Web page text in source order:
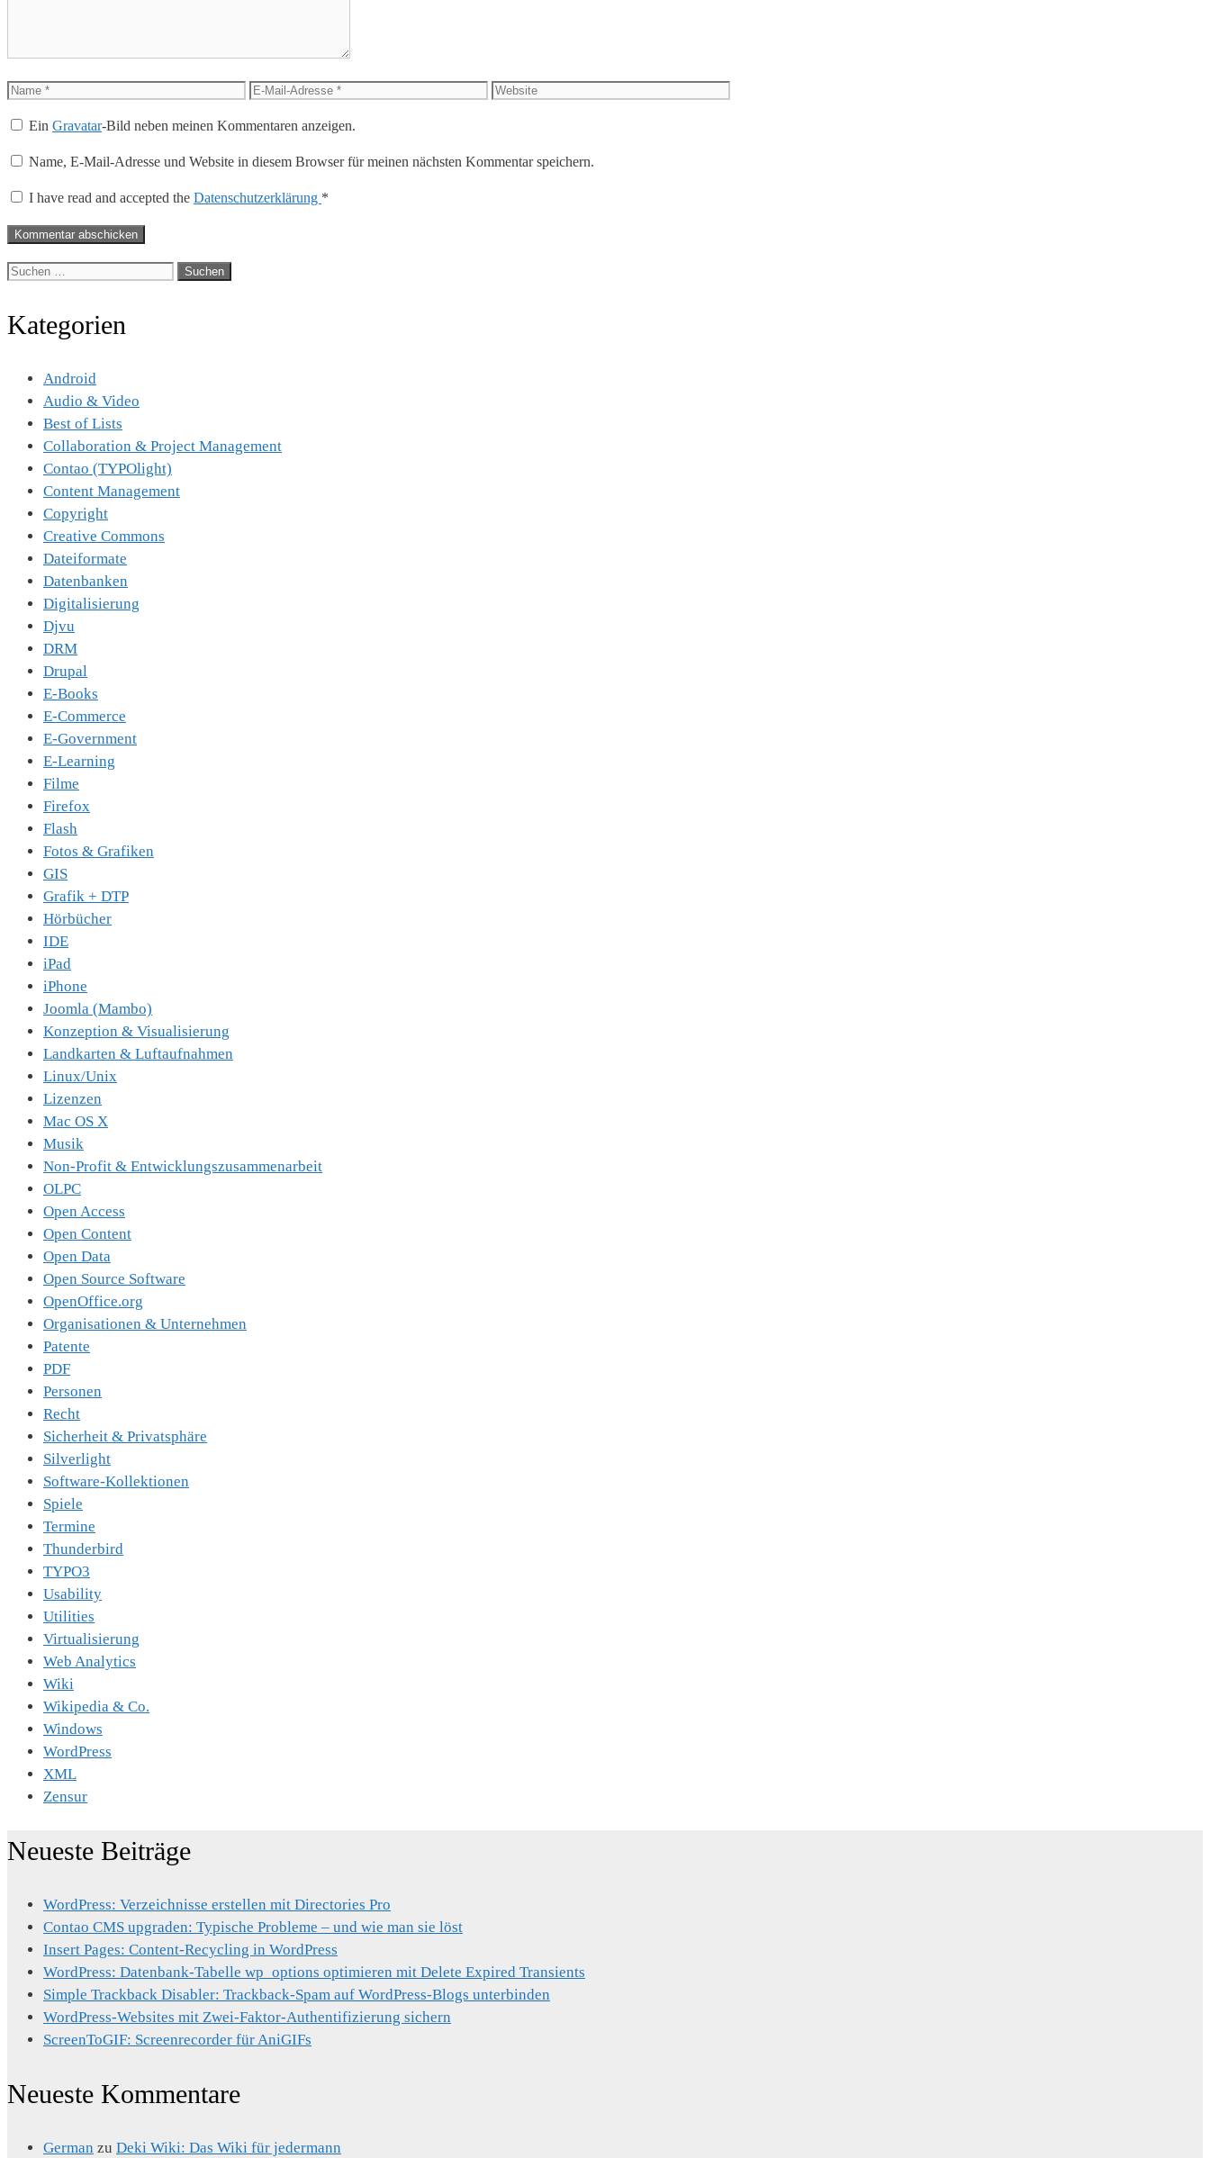
Name
E-
Adresse
Website
EinGravatar-Bild neben meinen Kommentaren anzeigen.
Name, E-Mail-Adresse und Website in diesem Browser für meinen nächsten Kommentar speichern.
I have read and accepted the Datenschutzerklärung *
Suche
Kategorien
Android
Audio & Video
Best of Lists
Collaboration & Project Management
Contao (TYPOlight)
Content Management
Copyright
Creative Commons
Dateiformate
Datenbanken
Digitalisierung
Djvu
DRM
Drupal
E-Books
E-Commerce
E-Government
E-Learning
Filme
Firefox
Flash
Fotos & Grafiken
GIS
Grafik + DTP
Hörbücher
IDE
iPad
iPhone
Joomla (Mambo)
Konzeption & Visualisierung
Landkarten & Luftaufnahmen
Linux/Unix
Lizenzen
Mac OS X
Musik
Non-Profit & Entwicklungszusammenarbeit
OLPC
Open Access
Open Content
Open Data
Open Source Software
OpenOffice.org
Organisationen & Unternehmen
Patente
PDF
Personen
Recht
Sicherheit & Privatsphäre
Silverlight
Software-Kollektionen
Spiele
Termine
Thunderbird
TYPO3
Usability
Utilities
Virtualisierung
Web Analytics
Wiki
Wikipedia & Co.
Windows
WordPress
XML
Zensur
Neueste Beiträge
WordPress: Verzeichnisse erstellen mit Directories Pro
Contao CMS upgraden: Typische Probleme – und wie man sie löst
Insert Pages: Content-Recycling in WordPress
WordPress: Datenbank-Tabelle wp_options optimieren mit Delete Expired Transients
Simple Trackback Disabler: Trackback-Spam auf WordPress-Blogs unterbinden
WordPress-Websites mit Zwei-Faktor-Authentifizierung sichern
ScreenToGIF: Screenrecorder für AniGIFs
Neueste Kommentare
German zu Deki Wiki: Das Wiki für jedermann